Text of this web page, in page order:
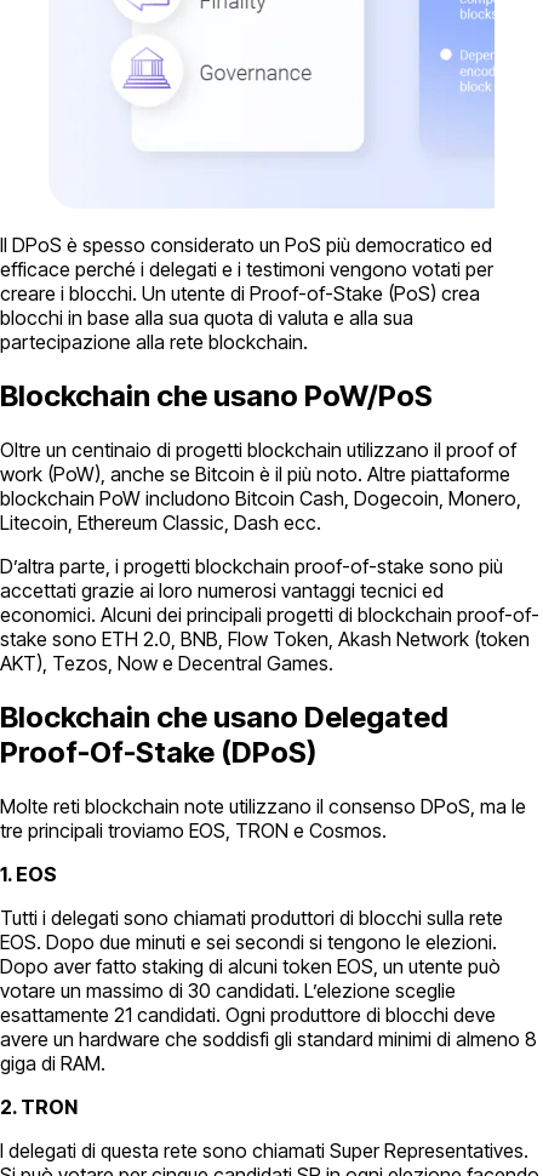
Il DPoS è spesso considerato un PoS più democratico ed
efficace perché i delegati e i testimoni vengono votati per
creare i blocchi. Un utente di Proof-of-Stake (PoS) crea
blocchi in base alla sua quota di valuta e alla sua
partecipazione alla rete blockchain.
Blockchain che usano PoW/PoS
Oltre un centinaio di progetti blockchain utilizzano il proof of
work (PoW), anche se Bitcoin è il più noto. Altre piattaforme
blockchain PoW includono Bitcoin Cash, Dogecoin, Monero,
Litecoin, Ethereum Classic, Dash ecc.
D’altra parte, i progetti blockchain proof-of-stake sono più
accettati grazie ai loro numerosi vantaggi tecnici ed
economici. Alcuni dei principali progetti di blockchain proof-of-
stake sono ETH 2.0, BNB, Flow Token, Akash Network (token
AKT), Tezos, Now e Decentral Games.
Blockchain che usano Delegated
Proof-Of-Stake (DPoS)
Molte reti blockchain note utilizzano il consenso DPoS, ma le
tre principali troviamo EOS, TRON e Cosmos.
1. EOS
Tutti i delegati sono chiamati produttori di blocchi sulla rete
EOS. Dopo due minuti e sei secondi si tengono le elezioni.
Dopo aver fatto staking di alcuni token EOS, un utente può
votare un massimo di 30 candidati. L’elezione sceglie
esattamente 21 candidati. Ogni produttore di blocchi deve
avere un hardware che soddisfi gli standard minimi di almeno 8
giga di RAM.
2. TRON
I delegati di questa rete sono chiamati Super Representatives.